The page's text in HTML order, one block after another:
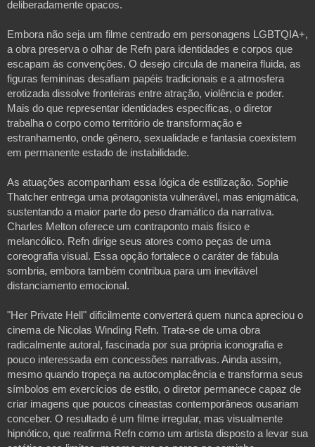
deliberadamente opacos.
Embora não seja um filme centrado em personagens LGBTQIA+,
a obra preserva o olhar de Refn para identidades e corpos que
escapam às convenções. O desejo circula de maneira fluida, as
figuras femininas desafiam papéis tradicionais e a atmosfera
erotizada dissolve fronteiras entre atração, violência e poder.
Mais do que representar identidades específicas, o diretor
trabalha o corpo como território de transformação e
estranhamento, onde gênero, sexualidade e fantasia coexistem
em permanente estado de instabilidade.
As atuações acompanham essa lógica de estilização. Sophie
Thatcher entrega uma protagonista vulnerável, mas enigmática,
sustentando a maior parte do peso dramático da narrativa.
Charles Melton oferece um contraponto mais físico e
melancólico. Refn dirige seus atores como peças de uma
coreografia visual. Essa opção fortalece o caráter de fábula
sombria, embora também contribua para um inevitável
distanciamento emocional.
"Her Private Hell" dificilmente converterá quem nunca apreciou o
cinema de Nicolas Winding Refn. Trata-se de uma obra
radicalmente autoral, fascinada por sua própria iconografia e
pouco interessada em concessões narrativas. Ainda assim,
mesmo quando tropeça na autocomplacência e transforma seus
símbolos em exercícios de estilo, o diretor permanece capaz de
criar imagens que poucos cineastas contemporâneos ousariam
conceber. O resultado é um filme irregular, mas visualmente
hipnótico, que reafirma Refn como um artista disposto a levar sua